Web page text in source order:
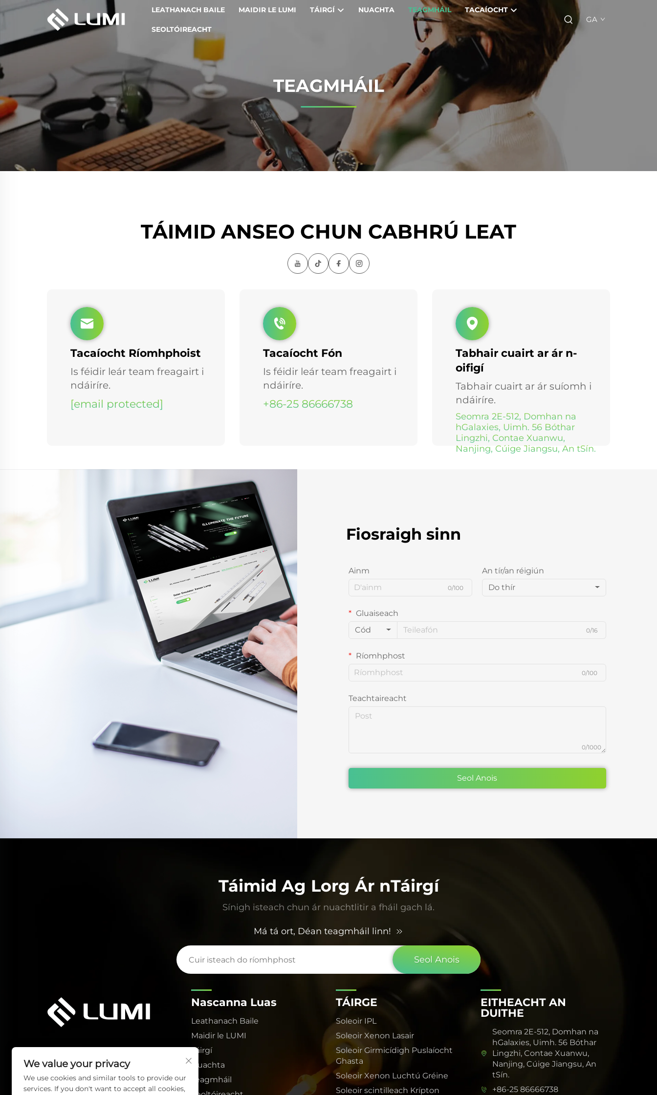
LEATHANACH BAILE MAIDIR LE LUMI TÁIRGÍ NUACHTA TEAGMHÁIL TACAÍOCHT
SEOLTÓIREACHT
GA
TEAGMHÁIL
TÁIMID ANSEO CHUN CABHRÚ LEAT
Tacaíocht Ríomhphoist
Is féidir leár team freagairt i
ndáiríre.
[email protected]
Tacaíocht Fón
Is féidir leár team freagairt i
ndáiríre.
+86-25 86666738
Tabhair cuairt ar ár n-
oifigí
Tabhair cuairt ar ár suíomh i
ndáiríre.
Seomra 2E-512, Domhan na
hGalaxies, Uimh. 56 Bóthar
Lingzhi, Contae Xuanwu,
Nanjing, Cúige Jiangsu, An tSín.
Fiosraigh sinn
Ainm
0/100
An tír/an réigiún
Do thír
Gluaiseach
Cód
0/16
Ríomhphost
0/100
Teachtaireacht
0/1000
Seol Anois
Táimid Ag Lorg Ár nTáirgí
Sínigh isteach chun ár nuachtlitir a fháil gach lá.
Má tá ort, Déan teagmháil linn!
Seol Anois
Nascanna Luas
Leathanach Baile
Maidir le LUMI
Táirgí
Nuachta
Teagmháil
TÁIRGE
Soleoir IPL
Soleoir Xenon Lasair
Soleoir Girmicídigh Puslaíocht
Ghasta
Soleoir Xenon Luchtú Gréine
Soleoir scintilleach Krípton
EITHEACHT AN
DUITHE
Seomra 2E-512, Domhan na
hGalaxies, Uimh. 56 Bóthar
Lingzhi, Contae Xuanwu,
Nanjing, Cúige Jiangsu, An
tSín.
+86-25 86666738
We value your privacy
We use cookies and similar tools to provide our
services. If you don't want to accept all cookies,